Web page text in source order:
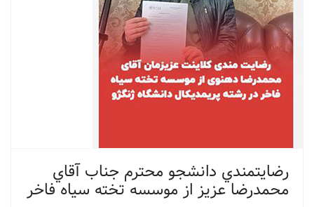
رضايتمندي دانشجو محترم جناب آقاي
محمدرضا عزيز از موسسه تخته سياه فاخر